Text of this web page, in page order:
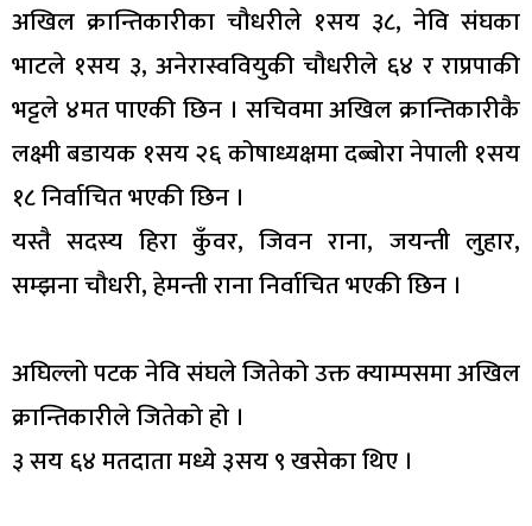
अखिल क्रान्तिकारीका चौधरीले १सय ३८, नेवि संघका
भाटले १सय ३, अनेरास्ववियुकी चौधरीले ६४ र राप्रपाकी
भट्टले ४मत पाएकी छिन । सचिवमा अखिल क्रान्तिकारीकै
लक्ष्मी बडायक १सय २६ कोषाध्यक्षमा दब्बोरा नेपाली १सय
१८ निर्वाचित भएकी छिन ।
यस्तै सदस्य हिरा कुँवर, जिवन राना, जयन्ती लुहार,
सम्झना चौधरी, हेमन्ती राना निर्वाचित भएकी छिन ।
अघिल्लो पटक नेवि संघले जितेको उक्त क्याम्पसमा अखिल
क्रान्तिकारीले जितेको हो ।
३ सय ६४ मतदाता मध्ये ३सय ९ खसेका थिए ।